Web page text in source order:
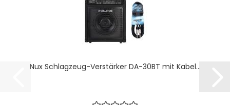
Nux Schlagzeug-Verstärker DA-30BT mit Kabel...